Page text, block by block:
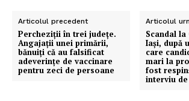
Articolul precedent
Percheziții în trei județe.
Angajații unei primării,
bănuiți că au falsificat
adeverințe de vaccinare
pentru zeci de persoane
Articolul
Scandal la
Iași, după
care
mari la
fost
interviu